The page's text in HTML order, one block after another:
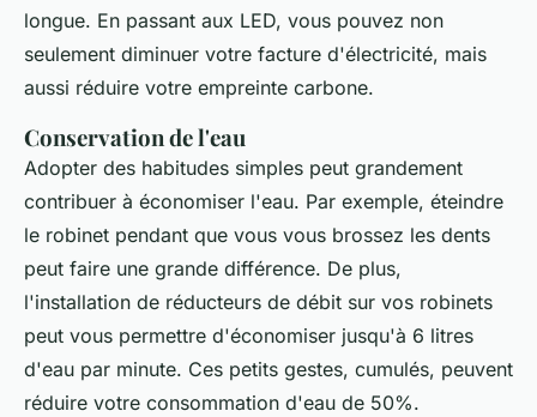
longue. En passant aux LED, vous pouvez non
seulement diminuer votre facture d'électricité, mais
aussi réduire votre empreinte carbone.
Conservation de l'eau
Adopter des habitudes simples peut grandement
contribuer à économiser l'eau. Par exemple, éteindre
le robinet pendant que vous vous brossez les dents
peut faire une grande différence. De plus,
l'installation de réducteurs de débit sur vos robinets
peut vous permettre d'économiser jusqu'à 6 litres
d'eau par minute. Ces petits gestes, cumulés, peuvent
réduire votre consommation d'eau de 50%.